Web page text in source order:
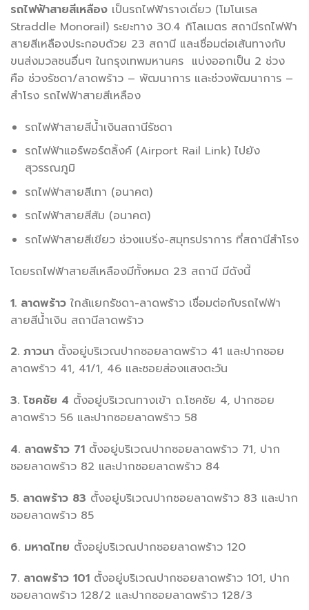
รถไฟฟ้าสายสีเหลือง เป็นรถไฟฟ้ารางเดี่ยว (โมโนเรล
Straddle Monorail) ระยะทาง 30.4 กิโลเมตร สถานีรถไฟฟ้า
สายสีเหลืองประกอบด้วย 23 สถานี และเชื่อมต่อเส้นทางกับ
ขนส่งมวลชนอื่นๆ ในกรุงเทพมหานคร แบ่งออกเป็น 2 ช่วง
คือ ช่วงรัชดา/ลาดพร้าว – พัฒนาการ และช่วงพัฒนาการ –
สำโรง รถไฟฟ้าสายสีเหลือง
รถไฟฟ้าสายสีน้ำเงินสถานีรัชดา
รถไฟฟ้าแอร์พอร์ตลิ้งค์ (Airport Rail Link) ไปยัง
สุวรรณภูมิ
รถไฟฟ้าสายสีเทา (อนาคต)
รถไฟฟ้าสายสีส้ม (อนาคต)
รถไฟฟ้าสายสีเขียว ช่วงแบริ่ง-สมุทรปราการ ที่สถานีสำโรง
โดยรถไฟฟ้าสายสีเหลืองมีทั้งหมด 23 สถานี มีดังนี้
1. ลาดพร้าว ใกล้แยกรัชดา-ลาดพร้าว เชื่อมต่อกับรถไฟฟ้า
สายสีน้ำเงิน สถานีลาดพร้าว
2. ภาวนา ตั้งอยู่บริเวณปากซอยลาดพร้าว 41 และปากซอย
ลาดพร้าว 41, 41/1, 46 และซอยส่องแสงตะวัน
3. โชคชัย 4 ตั้งอยู่บริเวณทางเข้า ถ.โชคชัย 4, ปากซอย
ลาดพร้าว 56 และปากซอยลาดพร้าว 58
4. ลาดพร้าว 71 ตั้งอยู่บริเวณปากซอยลาดพร้าว 71, ปาก
ซอยลาดพร้าว 82 และปากซอยลาดพร้าว 84
5. ลาดพร้าว 83 ตั้งอยู่บริเวณปากซอยลาดพร้าว 83 และปาก
ซอยลาดพร้าว 85
6. มหาดไทย ตั้งอยู่บริเวณปากซอยลาดพร้าว 120
7. ลาดพร้าว 101 ตั้งอยู่บริเวณปากซอยลาดพร้าว 101, ปาก
ซอยลาดพร้าว 128/2 และปากซอยลาดพร้าว 128/3